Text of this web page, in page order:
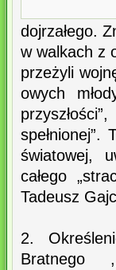
dojrzałego.
w walkach z
przeżyli
owych
światowej,
całego
Tadeusz
2.
Bratnego